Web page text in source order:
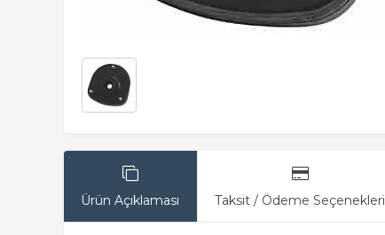
Ürün Açıklaması Taksit / Ödeme Seçenekleri